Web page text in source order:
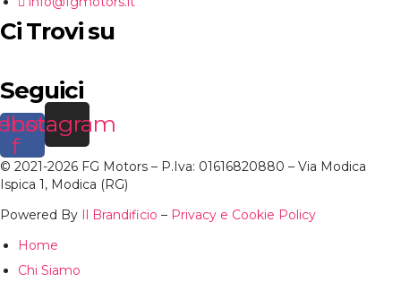
Ci Trovi su
Seguici
f
Instagram
© 2021-2026 FG Motors – P.Iva: 01616820880 – Via Modica
Ispica 1, Modica (RG)
Powered By Il Brandificio – Privacy e Cookie Policy
Home
Chi Siamo